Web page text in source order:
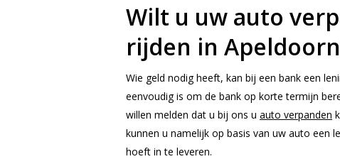
Wilt u uw auto
rijden in
Wie geld nodig heeft, kan bij een bank een
eenvoudig is om de bank op korte termijn
willen melden dat u bij ons u auto verpanden
kunnen u namelijk op basis van uw auto een
hoeft in te leveren.